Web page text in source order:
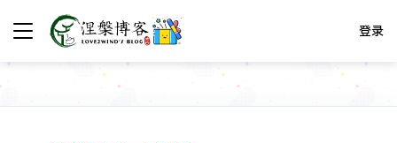
登录